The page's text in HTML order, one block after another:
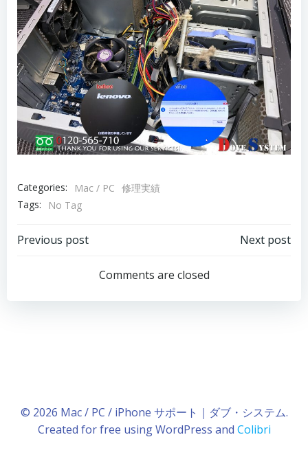
Categories: Mac / PC 修理実績
Tags:
No Tag
Post
navigation
Previous post
navigation
Next post
Comments are closed
© 2026 Mac / PC / iPhone サポート｜ダブ・システム.
Created for free using WordPress and Colibri